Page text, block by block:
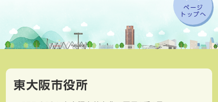
ページ
トップへ
東大阪市役所